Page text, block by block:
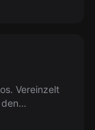
Vereinzelt